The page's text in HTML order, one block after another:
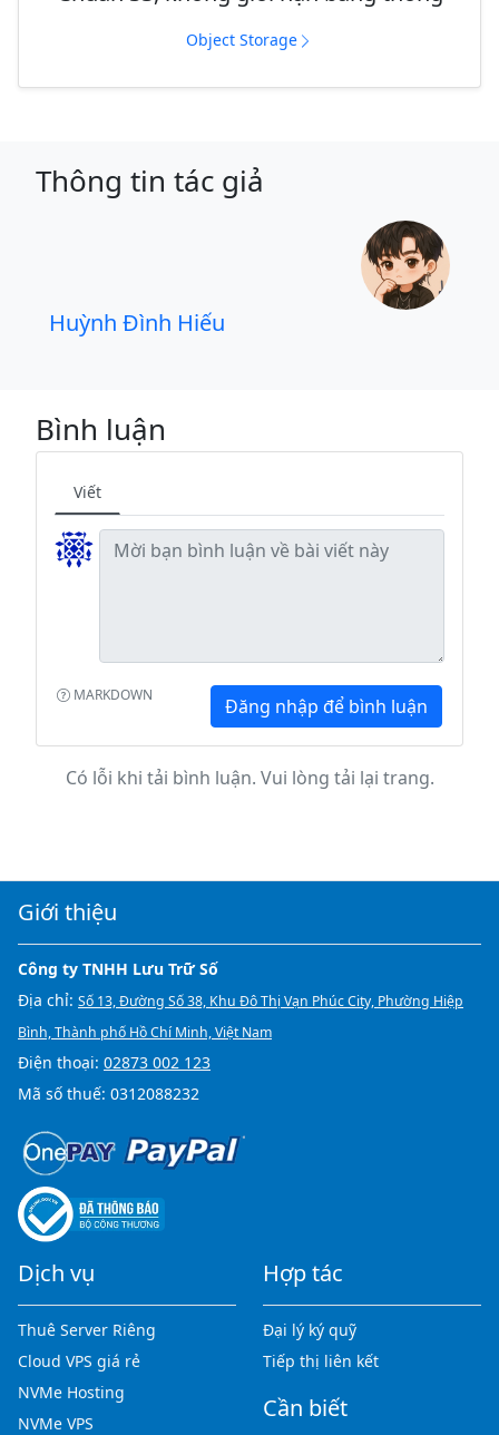
Object Storage
Thông tin tác giả
Huỳnh Đình Hiếu
Bình luận
Viết
MARKDOWN Đăng nhập để bình luận
Có lỗi khi tải bình luận. Vui lòng tải lại trang.
Giới thiệu
Công ty TNHH Lưu Trữ Số
Địa chỉ: Số 13, Đường Số 38, Khu Đô Thị Vạn Phúc City, Phường Hiệp
Bình, Thành phố Hồ Chí Minh, Việt Nam
Điện thoại: 02873 002 123
Mã số thuế: 0312088232
Dịch vụ
Thuê Server Riêng
Cloud VPS giá rẻ
NVMe Hosting
NVMe VPS
Hợp tác
Đại lý ký quỹ
Tiếp thị liên kết
Cần biết